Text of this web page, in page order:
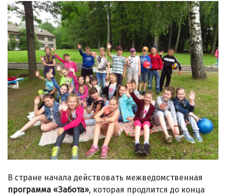
В стране начала действовать межведомственная
программа «Забота», которая продлится до конца